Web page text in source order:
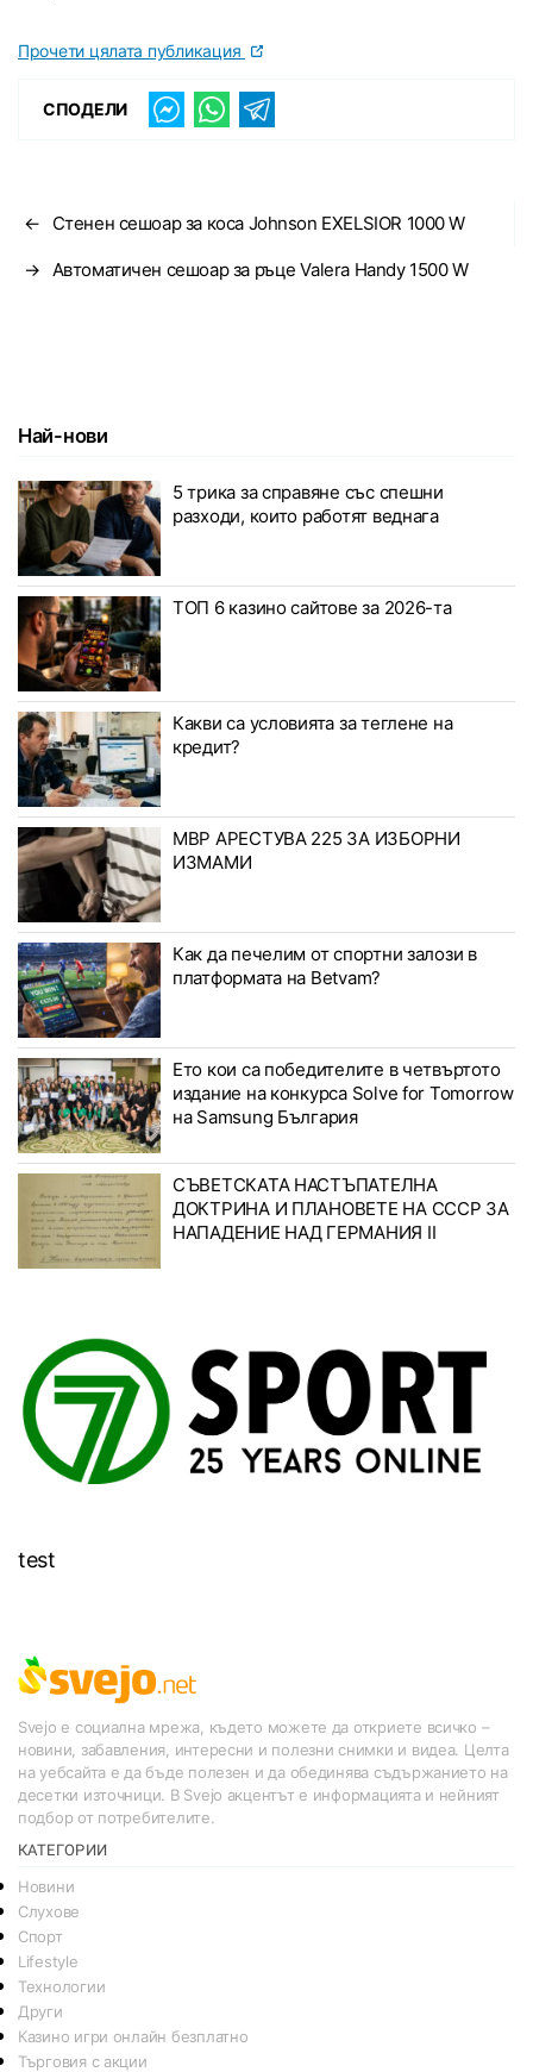
Прочети цялата публикация
СПОДЕЛИ
← Стенен сешоар за коса Johnson EXELSIOR 1000 W
→ Автоматичен сешоар за ръце Valera Handy 1500 W
Най-нови
5 трика за справяне със спешни
разходи, които работят веднага
ТОП 6 казино сайтове за 2026-та
Какви са условията за теглене на
кредит?
МВР АРЕСТУВА 225 ЗА ИЗБОРНИ
ИЗМАМИ
Как да печелим от спортни залози в
платформата на Betvam?
Ето кои са победителите в четвъртото
издание на конкурса Solve for Tomorrow
на Samsung България
СЪВЕТСКАТА НАСТЪПАТЕЛНА
ДОКТРИНА И ПЛАНОВЕТЕ НА СССР ЗА
НАПАДЕНИЕ НАД ГЕРМАНИЯ II
test
Svejo е социална мрежа, където можете да откриете всичко –
новини, забавления, интересни и полезни снимки и видеа. Целта
на уебсайта е да бъде полезен и да обединява съдържанието на
десетки източници. В Svejo акцентът е информацията и нейният
подбор от потребителите.
КАТЕГОРИИ
Новини
Слухове
Спорт
Lifestyle
Технологии
Други
Казино игри онлайн безплатно
Търговия с акции